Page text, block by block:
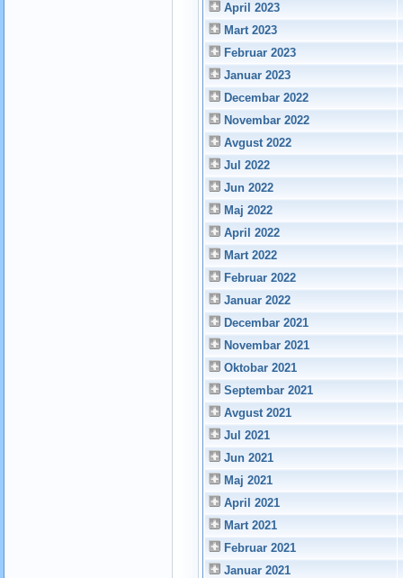
April 2023
Mart 2023
Februar 2023
Januar 2023
Decembar 2022
Novembar 2022
Avgust 2022
Jul 2022
Jun 2022
Maj 2022
April 2022
Mart 2022
Februar 2022
Januar 2022
Decembar 2021
Novembar 2021
Oktobar 2021
Septembar 2021
Avgust 2021
Jul 2021
Jun 2021
Maj 2021
April 2021
Mart 2021
Februar 2021
Januar 2021